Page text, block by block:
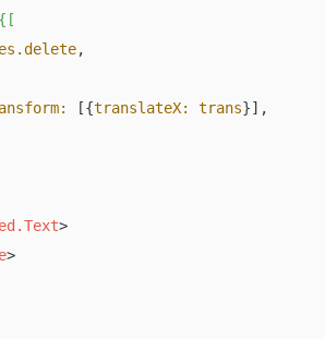
{[
,
[{translateX: trans}],
>
>